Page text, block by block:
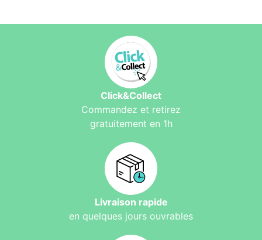
Click&Collect
Commandez et retirez
gratuitement en 1h
Livraison rapide
en quelques jours ouvrables